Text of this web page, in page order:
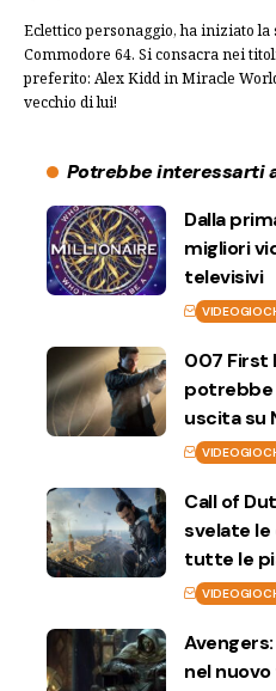
Eclettico personaggio, ha iniziato
Commodore 64. Si consacra nei
preferito: Alex Kidd in Miracle
vecchio di lui!
Potrebbe interessarti
Dalla
migliori
televisivi
007 First
potrebbe
uscita su
Call of
svelate le
tutte le
nel